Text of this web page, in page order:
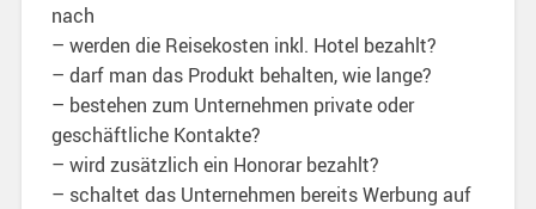
nach
– werden die Reisekosten inkl. Hotel bezahlt?
– darf man das Produkt behalten, wie lange?
– bestehen zum Unternehmen private oder
geschäftliche Kontakte?
– wird zusätzlich ein Honorar bezahlt?
– schaltet das Unternehmen bereits Werbung auf